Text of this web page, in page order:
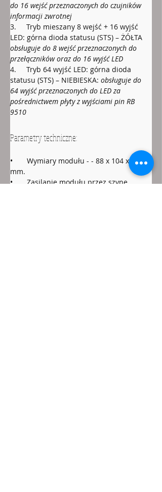
do 16 wejść przeznaczonych do czujników
informacji zwrotnej
3.     Tryb mieszany 8 wejść + 16 wyjść
LED: górna dioda statusu (STS) – ŻÓŁTA
obsługuje do 8 wejść przeznaczonych do
przełączników oraz do 16 wyjść LED
4.     Tryb 64 wyjść LED: górna dioda
statusu (STS) – NIEBIESKA: obsługuje do
64 wyjść przeznaczonych do LED za
pośrednictwem płyty z wyjściami pin RB
9510
Parametry techniczne:
•       Wymiary modułu - - 88 x 104 x 22
mm.
•       Zasilanie modułu przez szynę